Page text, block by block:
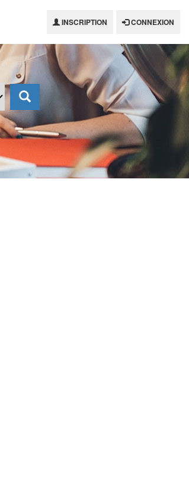
INSCRIPTION CONNEXION